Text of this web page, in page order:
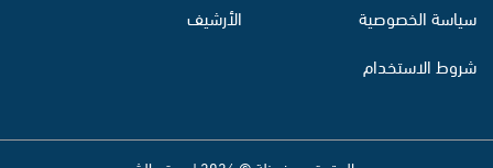
سياسة الخصوصية
شروط الاستخدام
الأرشيف